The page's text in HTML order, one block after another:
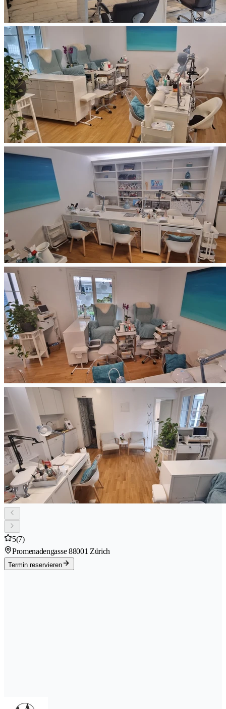
5(7)
Promenadengasse 88001 Zürich
Termin reservieren